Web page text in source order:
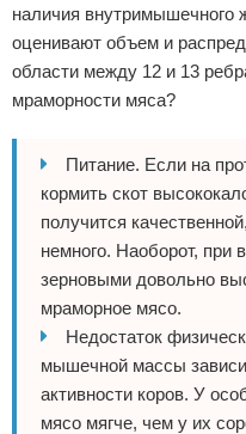
наличия
оценивают объем и
области между 12 и 13
мраморности мяса?
Питание. Если на
кормить скот
получится
немного. Наоборот, при
зерновыми довольно
мраморное мясо.
Недостаток
мышечной массы
активности коров. У
мясо мягче, чем у их